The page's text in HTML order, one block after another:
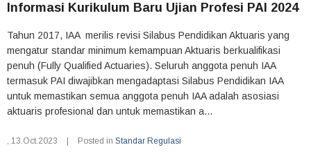
Informasi Kurikulum Baru Ujian Profesi PAI 2024
Tahun 2017, IAA merilis revisi Silabus Pendidikan Aktuaris yang
mengatur standar minimum kemampuan Aktuaris berkualifikasi
penuh (Fully Qualified Actuaries). Seluruh anggota penuh IAA
termasuk PAI diwajibkan mengadaptasi Silabus Pendidikan IAA
untuk memastikan semua anggota penuh IAA adalah asosiasi
aktuaris profesional dan untuk memastikan a...
, 13.Oct.2023 Posted in Standar Regulasi